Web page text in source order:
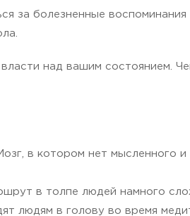
за болезненные
над вашим состоянием.
в котором нет мысленного и
в толпе людей намного
людям в голову во время